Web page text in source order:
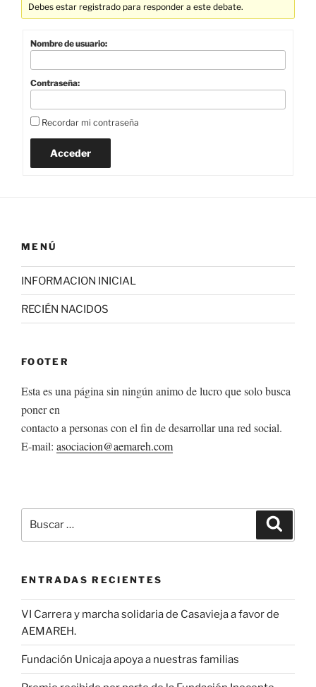
Debes estar registrado para responder a este debate.
Nombre de usuario:
Contraseña:
Recordar mi contraseña
Acceder
MENÚ
INFORMACION INICIAL
RECIÉN NACIDOS
FOOTER
Esta es una página sin ningún animo de lucro que solo busca
poner en
contacto a personas con el fin de desarrollar una red social.
E-mail: asociacion@aemareh.com
por:
ENTRADAS RECIENTES
VI Carrera y marcha solidaria de Casavieja a favor de
AEMAREH.
Fundación Unicaja apoya a nuestras familias